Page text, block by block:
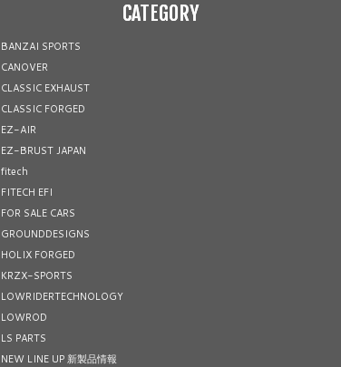
CATEGORY
BANZAI SPORTS
CANOVER
CLASSIC EXHAUST
CLASSIC FORGED
EZ-AIR
EZ-BRUST JAPAN
fitech
FITECH EFI
FOR SALE CARS
GROUNDDESIGNS
HOLIX FORGED
KRZX-SPORTS
LOWRIDERTECHNOLOGY
LOWROD
LS PARTS
NEW LINE UP 新製品情報